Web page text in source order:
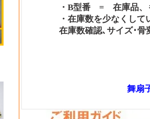
・B型番 = 在庫品、も
・在庫数を少なくしてい
在庫数確認､サイズ･骨変
舞扇